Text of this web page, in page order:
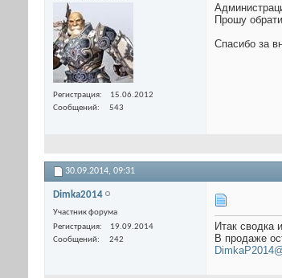
Регистрация
15.06.2012
Сообщений
543
Прошу
Спасибо за
30.09.2014, 09:31
Dimka2014
Участник форума
Регистрация
19.09.2014
Сообщений
242
Итак сводка
В продаже